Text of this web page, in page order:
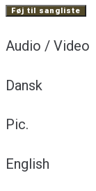
Føj til sangliste
Audio / Video
Dansk
Pic.
English